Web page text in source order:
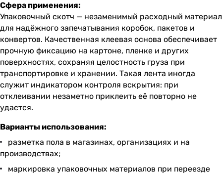
Сфера применения:
Упаковочный скотч — незаменимый расходный материал
для надёжного запечатывания коробок, пакетов и
конвертов. Качественная клеевая основа обеспечивает
прочную фиксацию на картоне, пленке и других
поверхностях, сохраняя целостность груза при
транспортировке и хранении. Такая лента иногда
служит индикатором контроля вскрытия: при
отклеивании незаметно приклеить её повторно не
удастся.
Варианты использования:
разметка пола в магазинах, организациях и на
производствах;
маркировка упаковочных материалов при переезде